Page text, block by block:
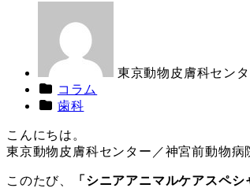
日
東京動物皮膚科セン
カ
テ
リ
ー
コラム
カ
ゴ
リ
歯科
こんにちは。
東京動物皮膚科センター／神宮前動物病
このたび、 「シニアアニマルケアスペ